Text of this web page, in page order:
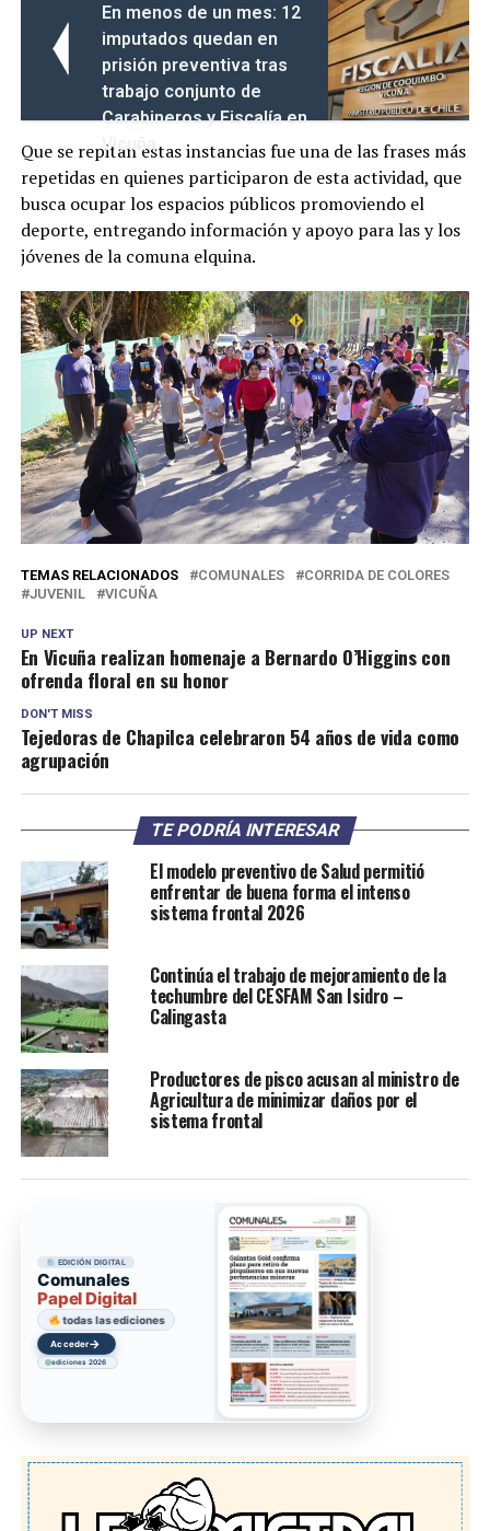
En menos de un mes: 12
imputados quedan en
prisión preventiva tras
trabajo conjunto de
Carabineros y Fiscalía en
Vicuña
Que se repitan estas instancias fue una de las frases más
repetidas en quienes participaron de esta actividad, que
busca ocupar los espacios públicos promoviendo el
deporte, entregando información y apoyo para las y los
jóvenes de la comuna elquina.
TEMAS RELACIONADOS COMUNALES
CORRIDA DE COLORES
JUVENIL
VICUÑA
UP NEXT
En Vicuña realizan homenaje a Bernardo O’Higgins con
ofrenda floral en su honor
DON'T MISS
Tejedoras de Chapilca celebraron 54 años de vida como
agrupación
TE PODRÍA INTERESAR
El modelo preventivo de Salud permitió
enfrentar de buena forma el intenso
sistema frontal 2026
Continúa el trabajo de mejoramiento de la
techumbre del CESFAM San Isidro –
Calingasta
Productores de pisco acusan al ministro de
Agricultura de minimizar daños por el
sistema frontal
EDICIÓN DIGITAL
Comunales
Papel Digital
todas las ediciones
Acceder→
ediciones 2026